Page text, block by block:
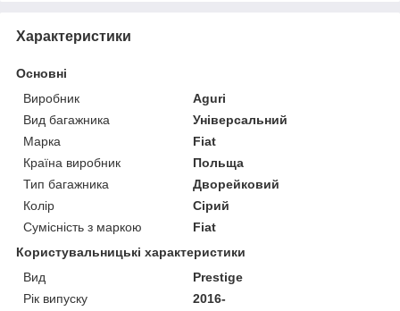
Характеристики
Основні
Виробник
Aguri
Вид багажника
Універсальний
Марка
Fiat
Країна виробник
Польща
Тип багажника
Дворейковий
Колір
Сірий
Сумісність з маркою
Fiat
Користувальницькі характеристики
Вид
Prestige
Рік випуску
2016-